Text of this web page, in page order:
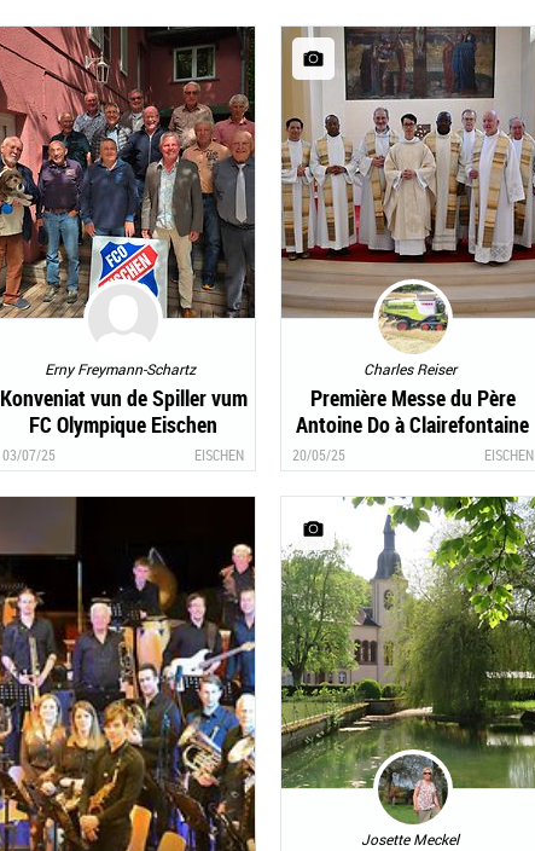
Erny Freymann-Schartz
Konveniat vun de Spiller vum
FC Olympique Eischen
03/07/25 EISCHEN
Charles Reiser
Première Messe du Père
Antoine Do à Clairefontaine
20/05/25 EISCHEN
Josette Meckel